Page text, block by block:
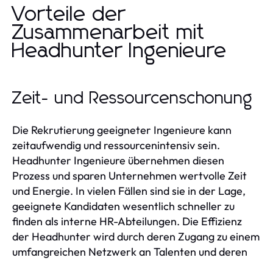
Vorteile der
Zusammenarbeit mit
Headhunter Ingenieure
Zeit- und Ressourcenschonung
Die Rekrutierung geeigneter Ingenieure kann
zeitaufwendig und ressourcenintensiv sein.
Headhunter Ingenieure übernehmen diesen
Prozess und sparen Unternehmen wertvolle Zeit
und Energie. In vielen Fällen sind sie in der Lage,
geeignete Kandidaten wesentlich schneller zu
finden als interne HR-Abteilungen. Die Effizienz
der Headhunter wird durch deren Zugang zu einem
umfangreichen Netzwerk an Talenten und deren